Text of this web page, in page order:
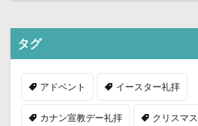
タグ
アドベント イースター礼拝
カナン宣教デー礼拝 クリスマス